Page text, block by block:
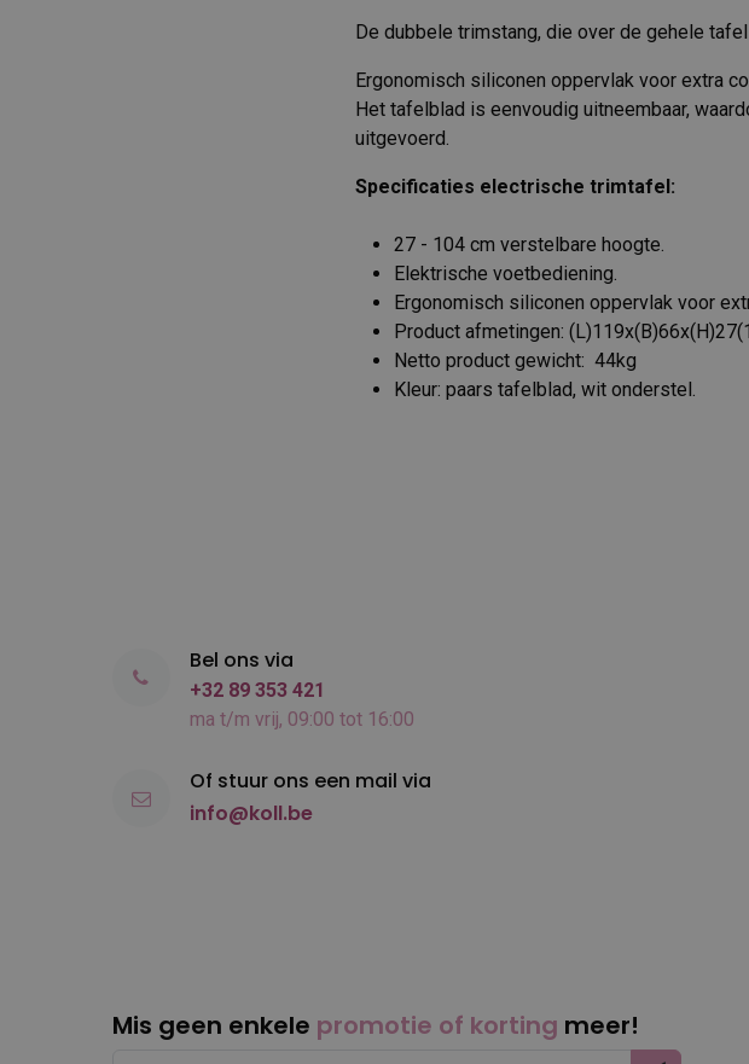
De dubbele trimstang, die over de gehele
Ergonomisch siliconen oppervlak voor extra
Het tafelblad is eenvoudig uitneembaar,
uitgevoerd.
Specificaties electrische trimtafel:
27 - 104 cm verstelbare hoogte.
Elektrische voetbediening.
Ergonomisch siliconen oppervlak voor
Product afmetingen:
Netto product gewicht: 44kg
Kleur: paars tafelblad, wit onderstel.
Mis geen enkele promotie of korting meer!
Bel ons via
+32 89 353 421
ma t/m vrij, 09:00 tot 16:00
Of stuur ons een mail via
info@koll.be